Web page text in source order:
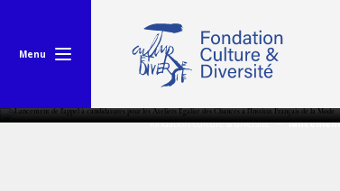
Menu
fondation culture & diversité